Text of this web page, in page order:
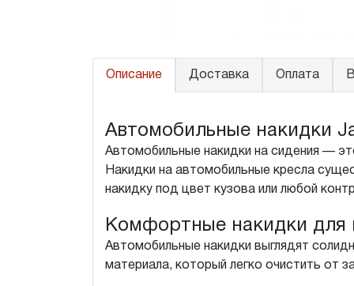
Описание Доставка Оплата
Автомобильные накидки
Автомобильные накидки на сидения —
Накидки на автомобильные кресла
накидку под цвет кузова или любой
Комфортные накидки для
Автомобильные накидки выглядят
материала, который легко очистить от